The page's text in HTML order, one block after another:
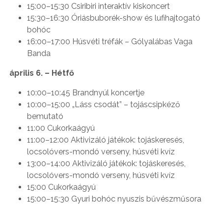
15:00–15:30 Csiribiri interaktív kiskoncert
15:30–16:30 Óriásbuborék-show és lufihajtogató
bohóc
16:00–17:00 Húsvéti tréfák – Gólyalábas Vaga
Banda
április 6. – Hétfő
10:00–10:45 Brandnyúl koncertje
10:00–15:00 „Láss csodát” – tojáscsipkéző
bemutató
11:00 Cukorkaágyú
11:00–12:00 Aktivizáló játékok: tojáskeresés,
locsolóvers-mondó verseny, húsvéti kvíz
13:00–14:00 Aktivizáló játékok: tojáskeresés,
locsolóvers-mondó verseny, húsvéti kvíz
15:00 Cukorkaágyú
15:00–15:30 Gyuri bohóc nyuszis bűvészműsora